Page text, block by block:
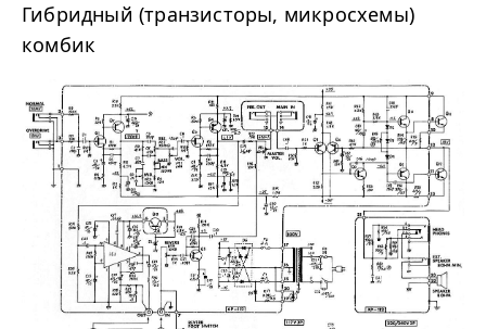
Гибридный (транзисторы, микросхемы)
комбик